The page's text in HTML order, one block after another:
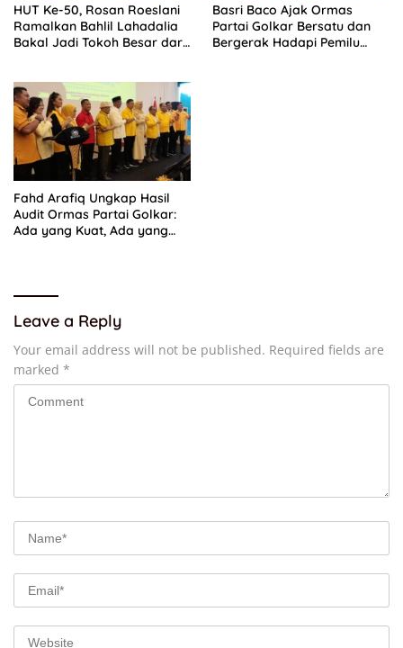
HUT Ke-50, Rosan Roeslani
Ramalkan Bahlil Lahadalia
Bakal Jadi Tokoh Besar dari
Basri Baco Ajak Ormas
Partai Golkar Bersatu dan
Bergerak Hadapi Pemilu
Fahd Arafiq Ungkap Hasil
Audit Ormas Partai Golkar:
Ada yang Kuat, Ada yang
Leave a Reply
Your email address will not be published. Required fields are
marked *